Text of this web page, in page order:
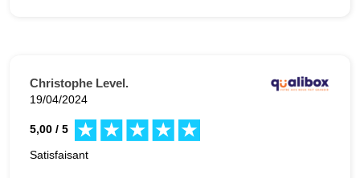
Christophe Level.
19/04/2024
5,00 / 5
Satisfaisant